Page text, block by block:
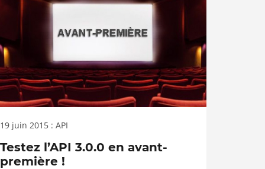
19 juin 2015 : API
Testez l’API 3.0.0 en avant-
première !